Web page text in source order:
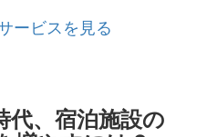
ービスを見る
代、宿泊施設の